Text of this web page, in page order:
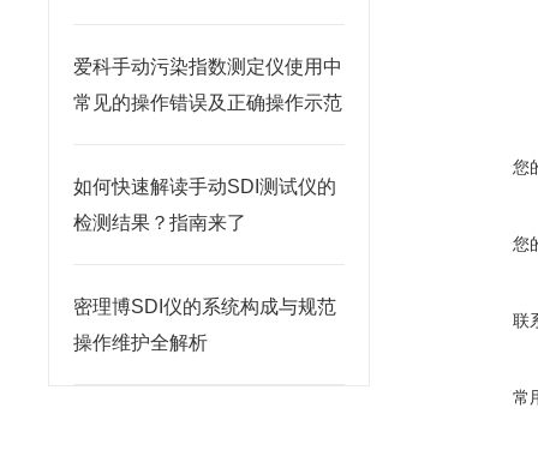
爱科手动污染指数测定仪使用中
常见的操作错误及正确操作示范
如何快速解读手动SDI测试仪的
检测结果？指南来了
密理博SDI仪的系统构成与规范
操作维护全解析
您
您
联
常